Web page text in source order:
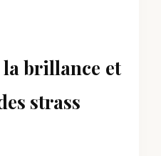
brillance et
strass